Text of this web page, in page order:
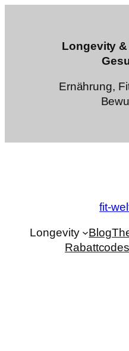
Longevity
Ernährung,
fit-
Longevity Blog
Rabattcodes